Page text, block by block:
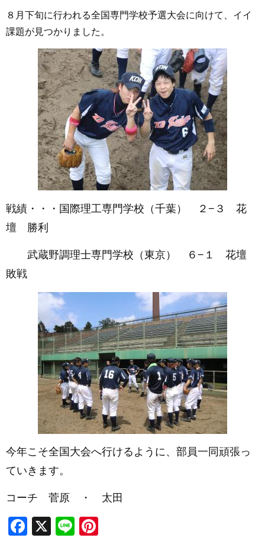
８月下旬に行われる全国専門学校予選大会に向けて、イイ
課題が見つかりました。
戦績・・・国際理工専門学校（千葉） ２−３ 花
壇 勝利
武蔵野調理士専門学校（東京） ６−１ 花壇
敗戦
今年こそ全国大会へ行けるように、部員一同頑張っ
ていきます。
コーチ 菅原 ・ 太田
Facebook
X Line